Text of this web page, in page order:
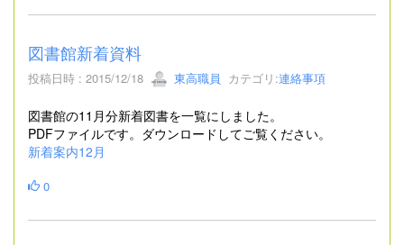
図書館新着資料
投稿日時 : 2015/12/18 東高職員 カテゴリ:連絡事項
図書館の11月分新着図書を一覧にしました。
PDFファイルです。ダウンロードしてご覧ください。
新着案内12月
0